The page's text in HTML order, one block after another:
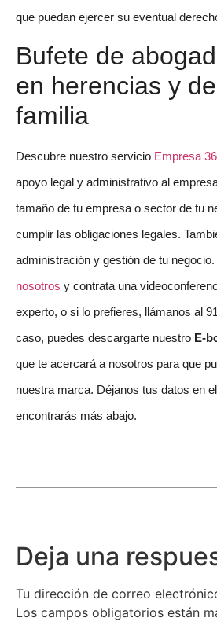
que puedan ejercer su eventual
Bufete de
en herencias y
familia
Descubre nuestro servicio Empresa
apoyo legal y administrativo al
tamaño de tu empresa o sector de tu
cumplir las obligaciones legales.
administración y gestión de tu negocio.
nosotros y contrata una
experto, o si lo prefieres, llámanos al
caso, puedes descargarte nuestro E-
que te acercará a nosotros para que
nuestra marca. Déjanos tus datos en
encontrarás más abajo.
Deja una
Tu dirección de correo
Los campos obligatorios están